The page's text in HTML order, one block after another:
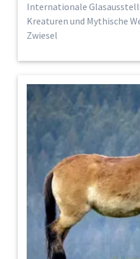
Internationale
Kreaturen und Mythische
Zwiesel